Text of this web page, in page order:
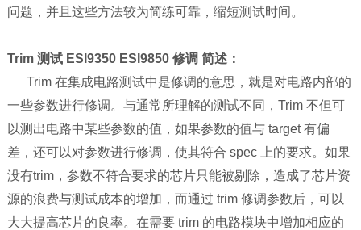
问题，并且这些方法较为简练可靠，缩短测试时间。
Trim 测试 ESI9350 ESI9850 修调 简述：
Trim 在集成电路测试中是修调的意思，就是对电路内部的
一些参数进行修调。与通常所理解的测试不同，Trim 不但可
以测出电路中某些参数的值，如果参数的值与 target 有偏
差，还可以对参数进行修调，使其符合 spec 上的要求。如果
没有trim，参数不符合要求的芯片只能被剔除，造成了芯片资
源的浪费与测试成本的增加，而通过 trim 修调参数后，可以
大大提高芯片的良率。在需要 trim 的电路模块中增加相应的